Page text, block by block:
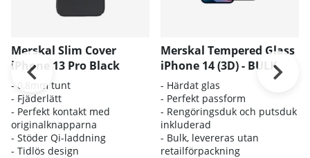
Merskal Slim Cover
iPhone 13 Pro Black
- 0,8mm tunt
- Fjäderlätt
- Perfekt kontakt med
originalknapparna
- Stöder Qi-laddning
- Tidlös design
Merskal Tempered Glass
iPhone 14 (3D) - BULK
- Härdat glas
- Perfekt passform
- Rengöringsduk och putsduk
inkluderad
- Bulk, levereras utan
retailförpackning